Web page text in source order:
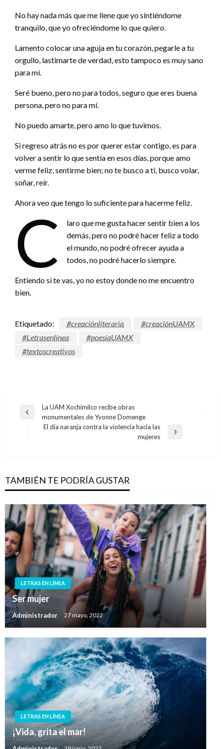
No hay nada más que me llene que yo sintiéndome
tranquilo, que yo ofreciéndome lo que quiero.
Lamento colocar una aguja en tu corazón, pegarle a tu
orgullo, lastimarte de verdad, esto tampoco es muy sano
para mí.
Seré bueno, pero no para todos, seguro que eres buena
persona, pero no para mí.
No puedo amarte, pero amo lo que tuvimos.
Si regreso atrás no es por querer estar contigo, es para
volver a sentir lo que sentía en esos días, porque amo
verme feliz, sentirme bien; no te busco a ti, busco volar,
soñar, reír.
Ahora veo que tengo lo suficiente para hacerme feliz.
C
laro que me gusta hacer sentir bien a los
demás, pero no podré hacer feliz a todo
el mundo, no podré ofrecer ayuda a
todos, no podré hacerlo siempre.
Entiendo si te vas, yo no estoy donde no me encuentro
bien.
Etiquetado: #creaciónliteraria
#creaciónUAMX
#Letrasenlínea
#poesíaUAMX
#textoscreativos
Navegación
Entrada
La UAM Xochimilco recibe obras
monumentales de Yvonne Domenge
El día naranja contra la violencia hacia las
mujeres
TAMBIÉN TE PODRÍA GUSTAR
LETRAS EN LÍNEA
Ser mujer
Administrador 27 mayo, 2022
LETRAS EN LÍNEA
¡Vida, grita el mar!